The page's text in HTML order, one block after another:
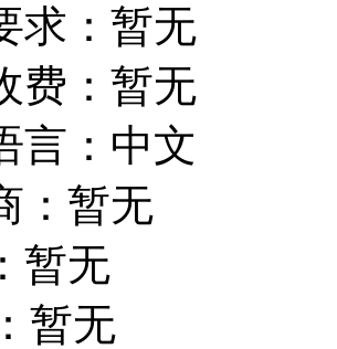
求： 暂无
费： 暂无
言： 中文
： 暂无
暂无
暂无